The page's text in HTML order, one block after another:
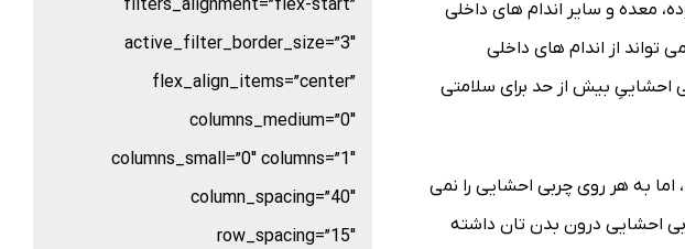
معده و سایر اندام های داخلی
از اندام های داخلی
احشاییِ بیش از حد برای سلامتی
اما به هر روی چربی احشایی را نمی
احشایی درون بدن تان داشته
filters_alignment=”flex-start”
active_filter_border_size=”3″
flex_align_items=”center”
columns_medium=”0″
columns_small=”0″ columns=”1″
column_spacing=”40″
row_spacing=”15″